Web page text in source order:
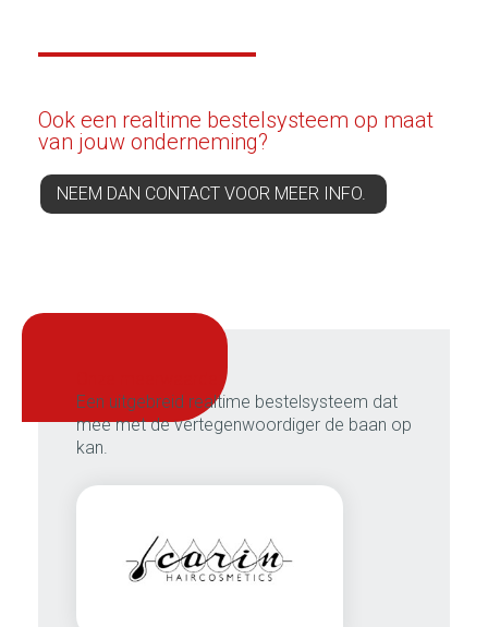
Een uitgebreid realtime bestelsysteem dat
mee met de vertegenwoordiger de baan op
kan.
Ook een realtime bestelsysteem op maat
van jouw onderneming?
NEEM DAN CONTACT VOOR MEER INFO.